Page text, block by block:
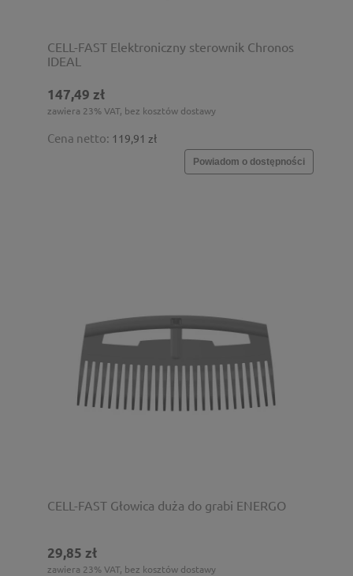
CELL-FAST Elektroniczny sterownik Chronos
IDEAL
147,49 zł
zawiera 23% VAT, bez kosztów dostawy
Cena netto: 119,91 zł
Powiadom o dostępności
CELL-FAST Głowica duża do grabi ENERGO
29,85 zł
zawiera 23% VAT, bez kosztów dostawy